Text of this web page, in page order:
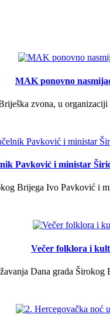
MAK ponovno
zvona, u
Pavković i ministar
Brijega Ivo Pavković i
Večer folklora i
Dana grada Širokog